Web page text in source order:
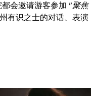
会邀请游客参加 "聚焦
有识之士的对话、表演